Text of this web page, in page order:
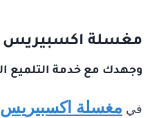
مغسلة اكسبيريس
وجهدك مع خدمة التلميع
في مغسلة